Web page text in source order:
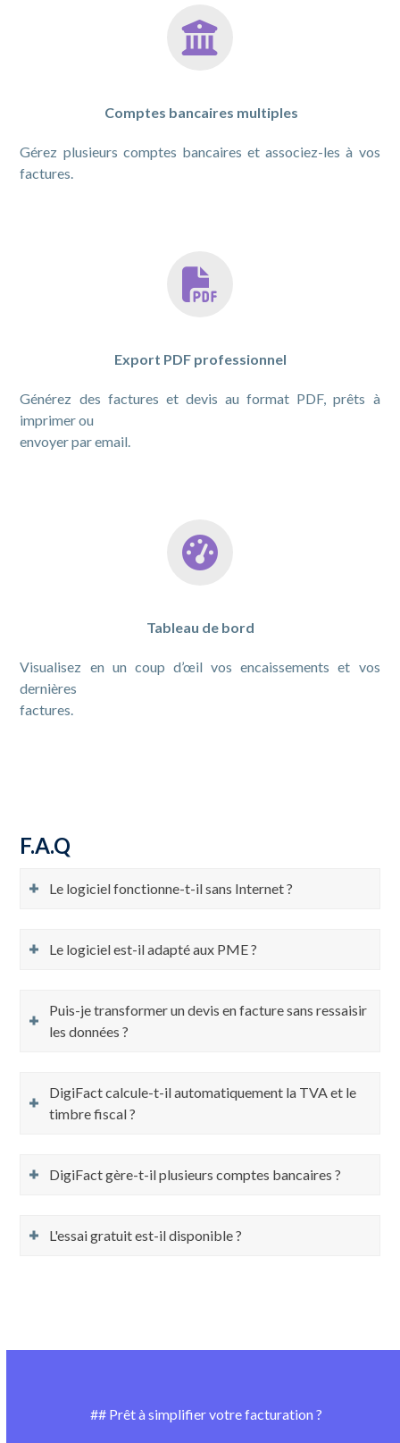
Comptes bancaires multiples
Gérez plusieurs comptes bancaires et associez-les à vos
factures.
Export PDF professionnel
Générez des factures et devis au format PDF, prêts à
imprimer ou
envoyer par email.
Tableau de bord
Visualisez en un coup d’œil vos encaissements et vos
dernières
factures.
F.A.Q
Le logiciel fonctionne-t-il sans Internet ?
Le logiciel est-il adapté aux PME ?
Puis-je transformer un devis en facture sans ressaisir
les données ?
DigiFact calcule-t-il automatiquement la TVA et le
timbre fiscal ?
DigiFact gère-t-il plusieurs comptes bancaires ?
L'essai gratuit est-il disponible ?
## Prêt à simplifier votre facturation ?